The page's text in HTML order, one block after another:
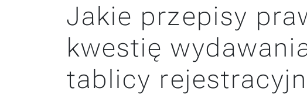
Jakie przepisy
kwestię
tablicy